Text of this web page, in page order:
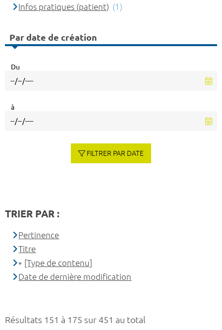
Résultats 151 à 175 sur 451 au total
Infos pratiques (patient) (1)
Par date de création
Du
à
FILTRER PAR DATE
TRIER PAR :
Pertinence
Titre
[Type de contenu]
Date de dernière modification